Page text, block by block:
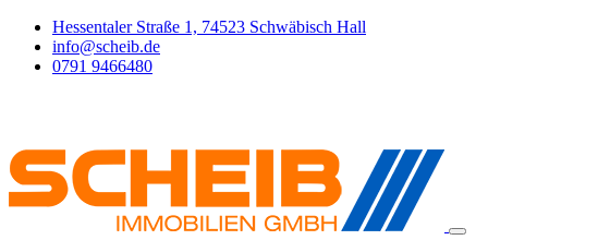
Hessentaler Straße 1, 74523 Schwäbisch Hall
info@scheib.de
0791 9466480